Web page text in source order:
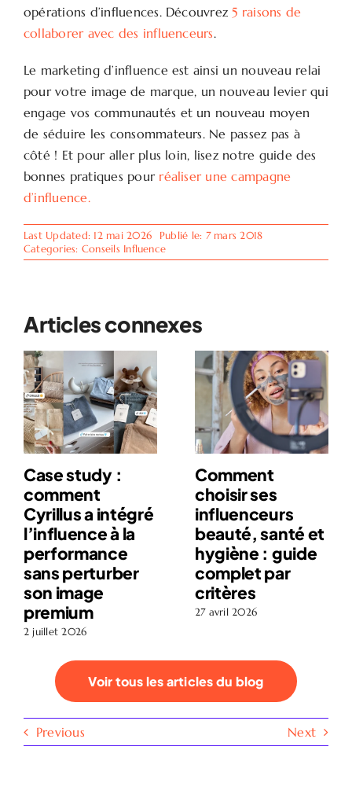
opérations d’influences. Découvrez 5 raisons de
collaborer avec des influenceurs.
Le marketing d’influence est ainsi un nouveau relai
pour votre image de marque, un nouveau levier qui
engage vos communautés et un nouveau moyen
de séduire les consommateurs. Ne passez pas à
côté ! Et pour aller plus loin, lisez notre guide des
bonnes pratiques pour réaliser une campagne
d’influence.
Last Updated: 12 mai 2026
Publié le: 7 mars 2018
Categories: Conseils Influence
Articles connexes
Case study :
comment
Cyrillus a intégré
l’influence à la
performance
sans perturber
son image
premium
2 juillet 2026
Comment
choisir ses
influenceurs
beauté, santé et
hygiène : guide
complet par
critères
27 avril 2026
Voir tous les articles du blog
Previous Next